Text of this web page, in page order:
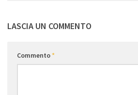
LASCIA UN COMMENTO
Commento*